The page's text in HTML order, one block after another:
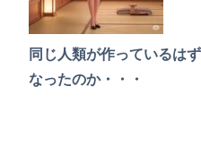
同じ人類が作っているは
なったのか・・・